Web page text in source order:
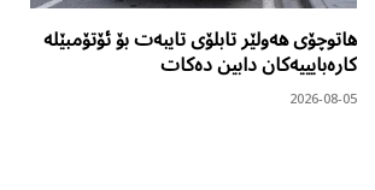
هاتوچۆی هەولێر تابلۆی تایبەت بۆ ئۆتۆمبێلە
کارەبایییەکان دابین دەکات
2026-08-05